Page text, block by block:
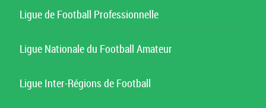
Ligue de Football Professionnelle
Ligue Nationale du Football Amateur
Ligue Inter-Régions de Football